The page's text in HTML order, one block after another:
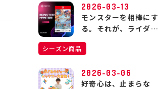
2026-03-13
モンスターを相棒にす
る。それが、ライダー
の生きる道。
シーズン商品
2026-03-06
好奇心は、止まらな